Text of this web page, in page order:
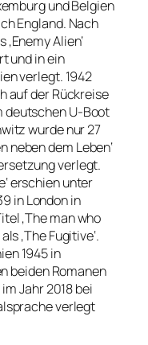
und Belgien
England. Nach
Alien‘
und in ein
verlegt. 1942
auf der Rückreise
deutschen U-Boot
wurde nur 27
neben dem Leben‘
verlegt.
erschien unter
in London in
‚The man who
‚The Fugitive‘.
1945 in
beiden Romanen
Jahr 2018 bei
verlegt